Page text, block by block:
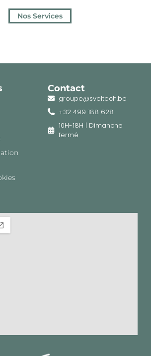
Nos Services
Contact
groupe@sveltech.be
+32 499 188 628
10H-18H | Dimanche
fermé